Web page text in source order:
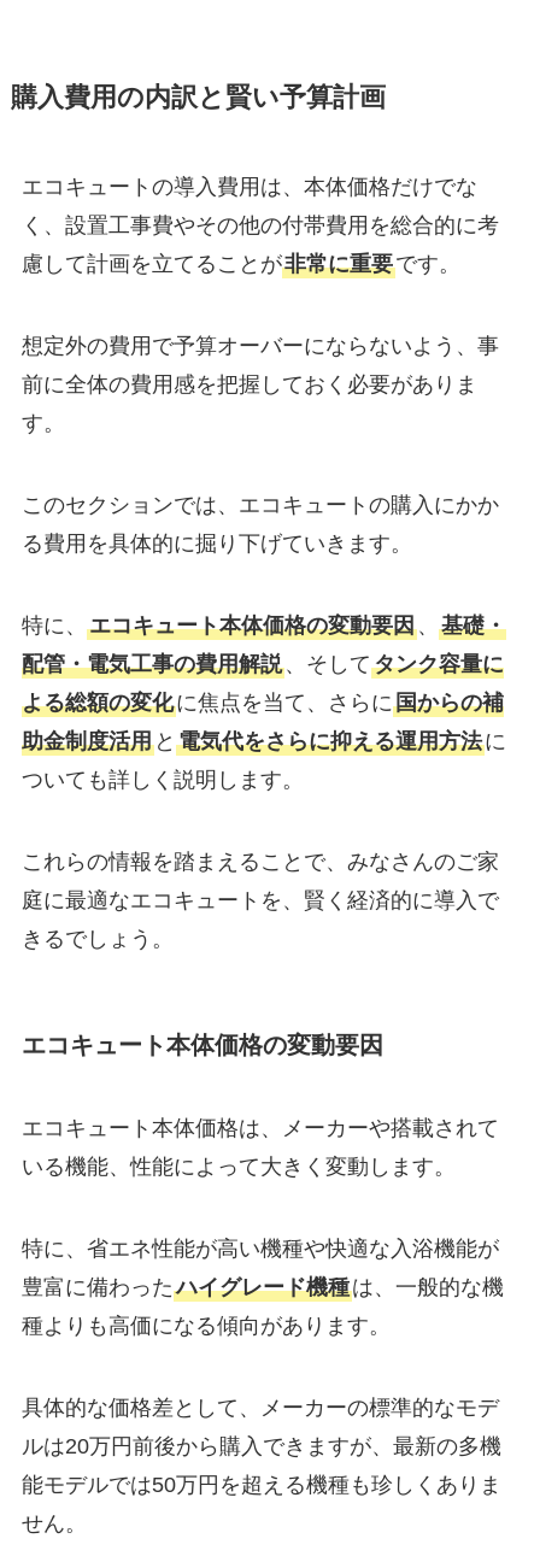
購入費用の内訳と賢い予算計画
エコキュートの導入費用は、本体価格だけでな
く、設置工事費やその他の付帯費用を総合的に考
慮して計画を立てることが非常に重要です。
想定外の費用で予算オーバーにならないよう、事
前に全体の費用感を把握しておく必要がありま
す。
このセクションでは、エコキュートの購入にかか
る費用を具体的に掘り下げていきます。
特に、 エコキュート本体価格の変動要因、 基礎・
配管・電気工事の費用解説、そしてタンク容量に
よる総額の変化に焦点を当て、さらに国からの補
助金制度活用と 電気代をさらに抑える運用方法に
ついても詳しく説明します。
これらの情報を踏まえることで、みなさんのご家
庭に最適なエコキュートを、賢く経済的に導入で
きるでしょう。
エコキュート本体価格の変動要因
エコキュート本体価格は、メーカーや搭載されて
いる機能、性能によって大きく変動します。
特に、省エネ性能が高い機種や快適な入浴機能が
豊富に備わったハイグレード機種は、一般的な機
種よりも高価になる傾向があります。
具体的な価格差として、メーカーの標準的なモデ
ルは20万円前後から購入できますが、最新の多機
能モデルでは50万円を超える機種も珍しくありま
せん。